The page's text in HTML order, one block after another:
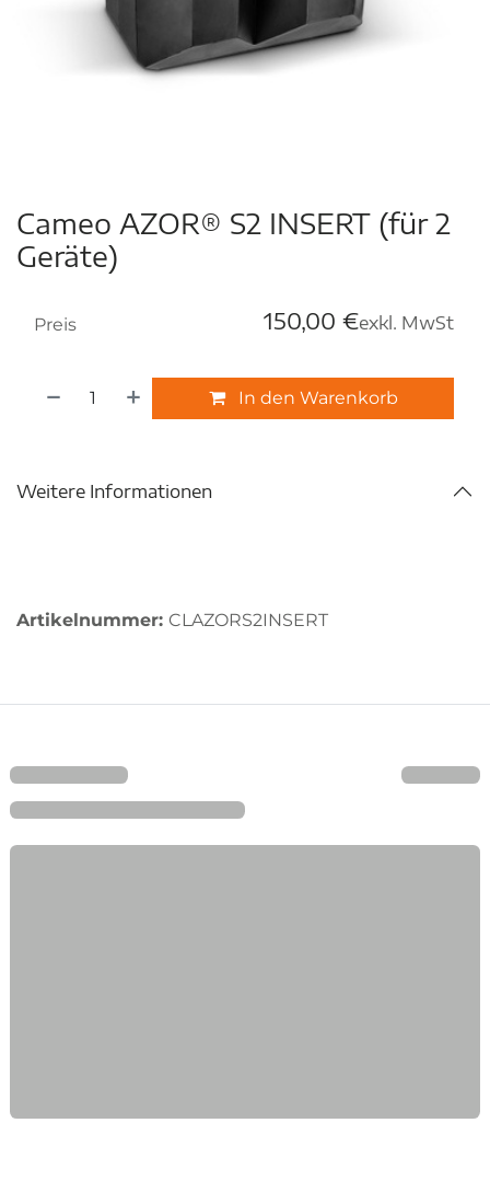
Cameo AZOR® S2 INSERT (für 2
Geräte)
In den Warenkorb
Preis 150,00 €exkl. MwSt
Weitere Informationen
Artikelnummer: CLAZORS2INSERT